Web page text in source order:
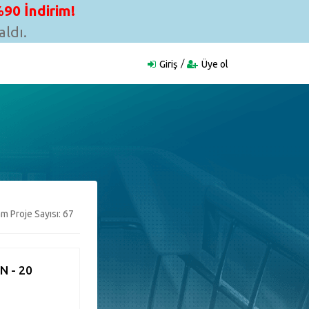
İndirim!
Giriş Üye ol
Proje Sayısı: 67
- 20